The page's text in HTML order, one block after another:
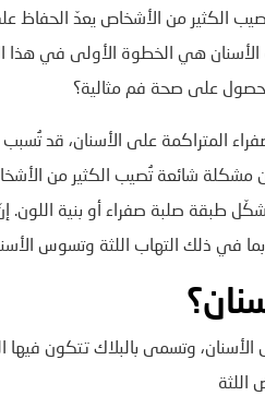
الكثير من الأشخاص يعدّ
هي الخطوة الأولى في هذا
على صحة فم مثالية؟
المتراكمة على الأسنان، قد
شائعة تُصيب الكثير من الأشخاص.
طبقة صلبة صفراء أو بنية
في ذلك التهاب اللثة وتسوس
وتسمى بالبلاك تتكون فيها
اللثة